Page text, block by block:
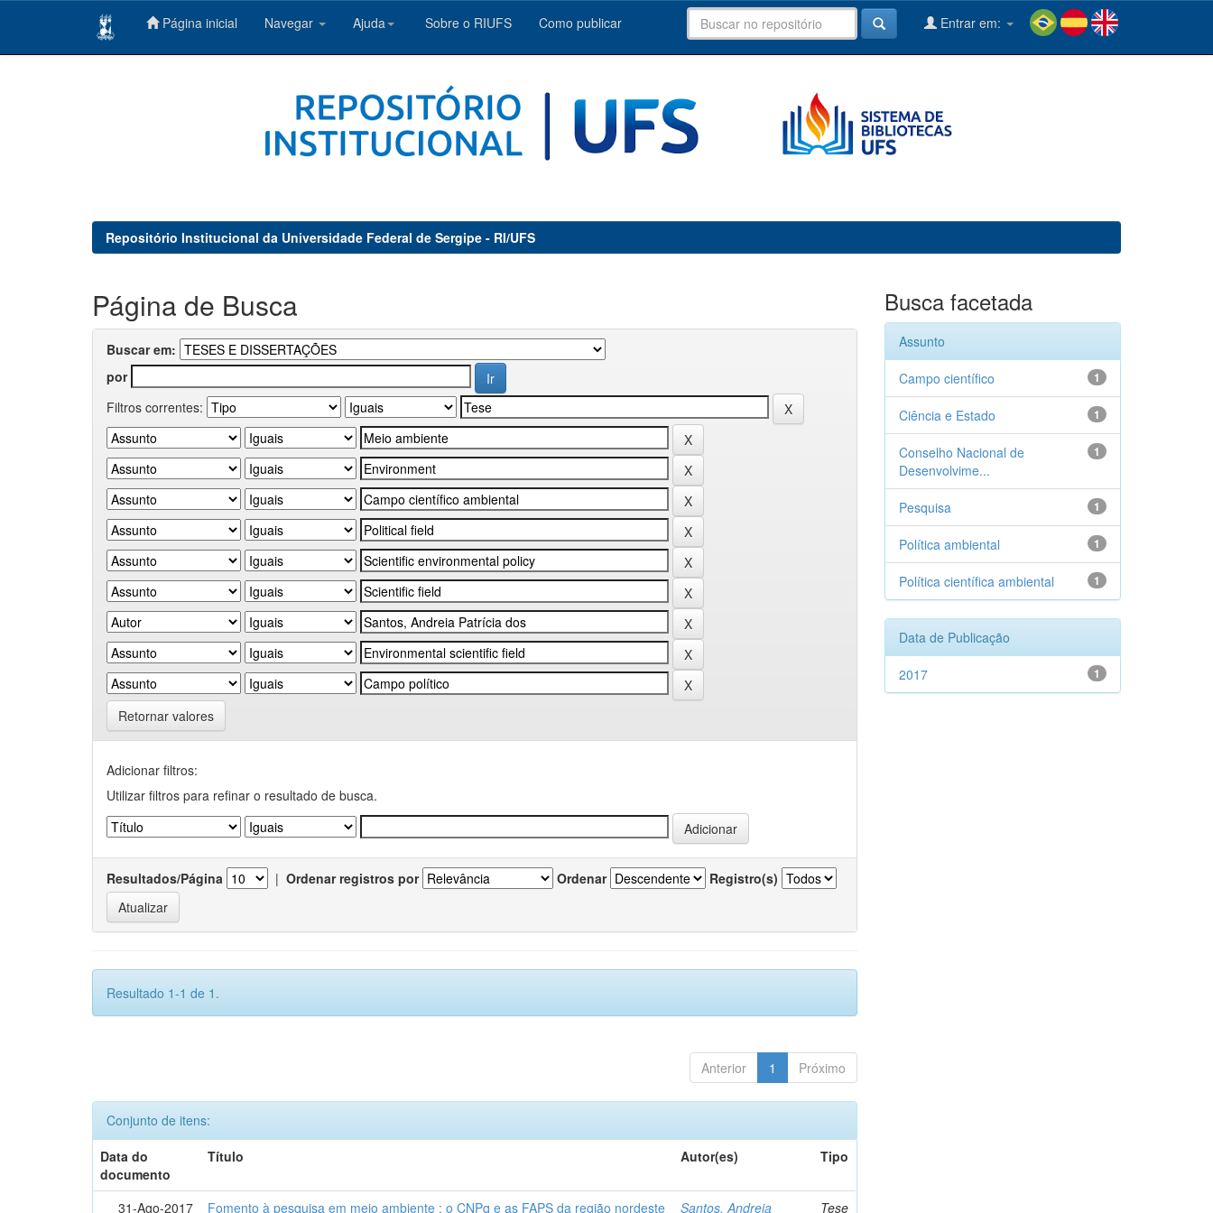
Página inicial Navegar Ajuda Sobre o RIUFS Como publicar Entrar em:
Repositório Institucional da Universidade Federal de Sergipe - RI/UFS
Página de Busca
Buscar em:
por
Filtros correntes:
Retornar valores
Adicionar filtros:
Utilizar filtros para refinar o resultado de busca.
Resultados/Página | Ordenar registros por Ordenar Registro(s)
Resultado 1-1 de 1.
Anterior 1 Próximo
Conjunto de itens:
Data do
documento
Título Autor(es) Tipo
31-Ago-2017 Fomento à pesquisa em meio ambiente : o CNPq e as FAPS da região nordeste Santos, Andreia Tese
Busca facetada
Assunto
1
Campo científico
1
Ciência e Estado
1
Conselho Nacional de
Desenvolvime...
1
Pesquisa
1
Política ambiental
1
Política científica ambiental
Data de Publicação
1
2017